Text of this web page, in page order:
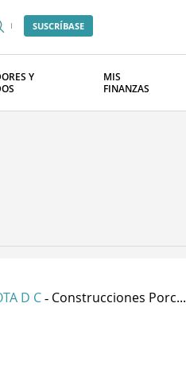
SUSCRÍBASE
Y
MIS
FINANZAS
D C - Construcciones Porc...